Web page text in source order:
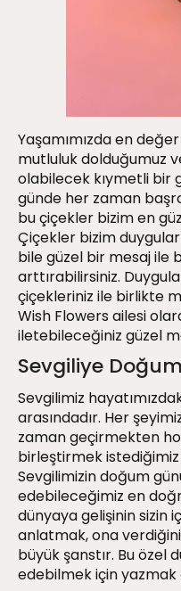
Yaşamımızda en
mutluluk dolduğumuz
olabilecek kıymetli bir
günde her zaman
bu çiçekler bizim en
Çiçekler bizim
bile güzel bir mesaj ile
arttırabilirsiniz.
çiçekleriniz ile birlikte
Wish Flowers ailesi
iletebileceğiniz güzel
Sevgiliye
Sevgilimiz
arasındadır. Her
zaman geçirmekten
birleştirmek
Sevgilimizin doğum
edebileceğimiz en
dünyaya gelişinin sizin
anlatmak, ona
büyük şanstır. Bu özel
edebilmek için yazmak